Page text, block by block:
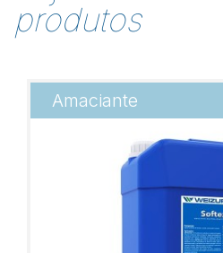
produtos
Amaciante